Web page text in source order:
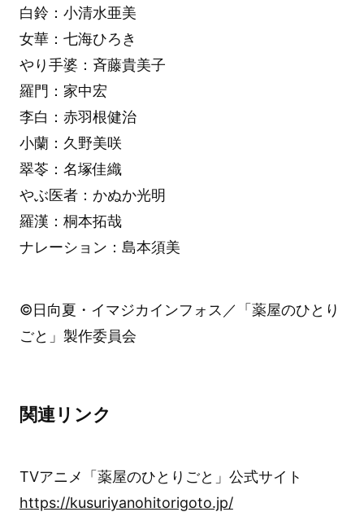
白鈴：小清水亜美
女華：七海ひろき
やり手婆：斉藤貴美子
羅門：家中宏
李白：赤羽根健治
小蘭：久野美咲
翠苓：名塚佳織
やぶ医者：かぬか光明
羅漢：桐本拓哉
ナレーション：島本須美
©日向夏・イマジカインフォス／「薬屋のひとり
ごと」製作委員会
関連リンク
TVアニメ「薬屋のひとりごと」公式サイト
https://kusuriyanohitorigoto.jp/